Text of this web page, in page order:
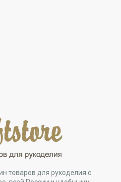
товаров для рукоделия с